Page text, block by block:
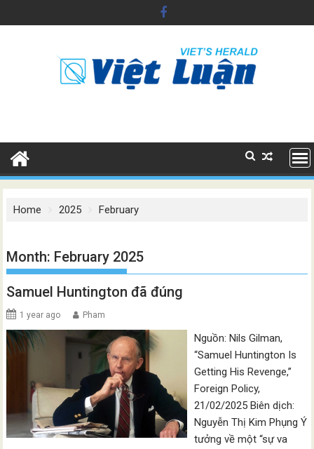
to
Home 2025 February
Month: February 2025
Samuel Huntington đã đúng
1 year ago Pham
Nguồn: Nils Gilman,
“Samuel Huntington Is
Getting His Revenge,”
Foreign Policy,
21/02/2025 Biên dịch:
Nguyễn Thị Kim Phụng Ý
tưởng về một “sự va